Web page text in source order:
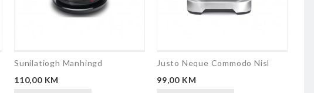
Sunilatiogh Manhingd
Cijena
110,00 KM
Justo Neque Commodo Nisl
Cijena
99,00 KM